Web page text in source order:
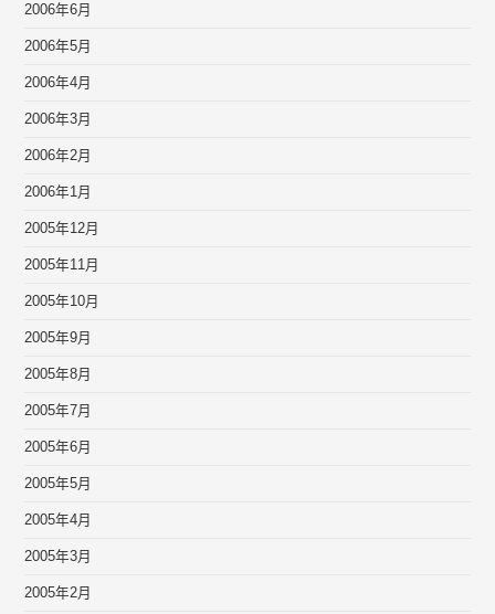
2006年6月
2006年5月
2006年4月
2006年3月
2006年2月
2006年1月
2005年12月
2005年11月
2005年10月
2005年9月
2005年8月
2005年7月
2005年6月
2005年5月
2005年4月
2005年3月
2005年2月